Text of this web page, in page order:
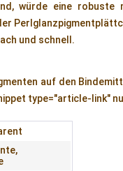
würde eine robuste
und schnell.
auf den
type="article-link"